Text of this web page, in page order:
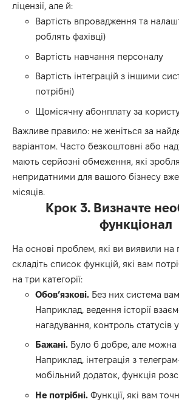
ліцензії, але й:
Вартість впровадження та
роблять фахівці)
Вартість навчання персоналу
Вартість інтеграцій з іншими
потрібні)
Щомісячну абонплату за
Важливе правило: не женіться за
варіантом. Часто безкоштовні або
мають серйозні обмеження, які
непридатними для вашого бізнесу вже
місяців.
Крок 3. Визначте
функціонал
На основі проблем, які ви виявили
складіть список функцій, які вам
на три категорії:
Обов’язкові.Без них система вам
Наприклад, ведення історії
нагадування, контроль статусів
Бажані.Було б добре, але можна
Наприклад, інтеграція з
мобільний додаток, функція
Не потрібні.Функції, які вам